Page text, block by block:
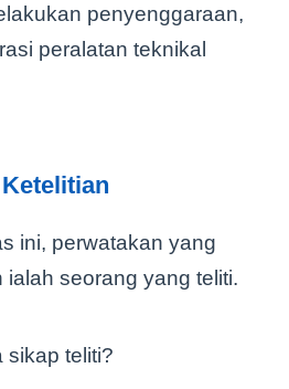
penyenggaraan,
peralatan teknikal
ini, perwatakan yang
seorang yang teliti.
sikap teliti?